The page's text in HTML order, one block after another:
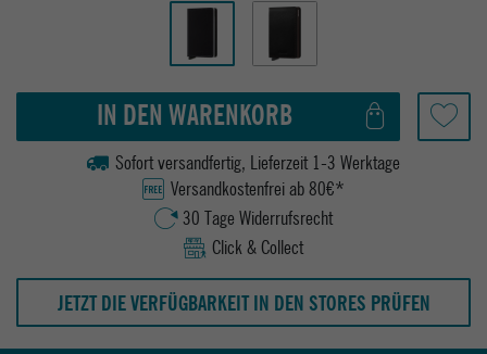
IN DEN WARENKORB
Sofort versandfertig, Lieferzeit 1-3 Werktage
Versandkostenfrei ab 80€*
30 Tage Widerrufsrecht
Click & Collect
JETZT DIE VERFÜGBARKEIT IN DEN STORES PRÜFEN